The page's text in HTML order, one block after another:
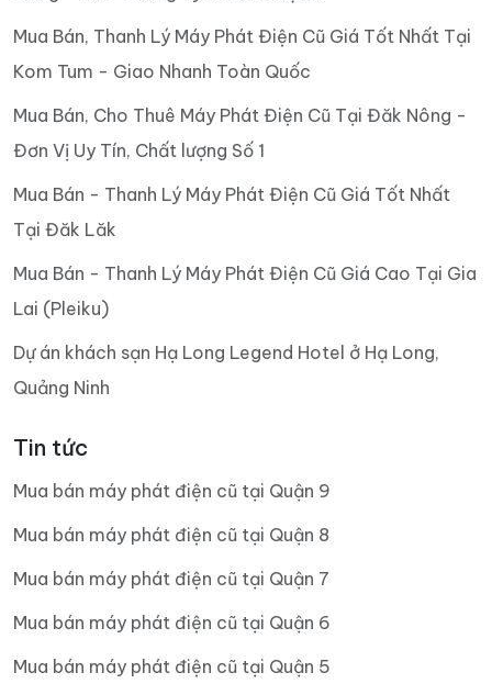
Mua Bán, Thanh Lý Máy Phát Điện Cũ Giá Tốt Nhất Tại
Kom Tum - Giao Nhanh Toàn Quốc
Mua Bán, Cho Thuê Máy Phát Điện Cũ Tại Đăk Nông -
Đơn Vị Uy Tín, Chất lượng Số 1
Mua Bán - Thanh Lý Máy Phát Điện Cũ Giá Tốt Nhất
Tại Đăk Lăk
Mua Bán - Thanh Lý Máy Phát Điện Cũ Giá Cao Tại Gia
Lai (Pleiku)
Dự án khách sạn Hạ Long Legend Hotel ở Hạ Long,
Quảng Ninh
Tin tức
Mua bán máy phát điện cũ tại Quận 9
Mua bán máy phát điện cũ tại Quận 8
Mua bán máy phát điện cũ tại Quận 7
Mua bán máy phát điện cũ tại Quận 6
Mua bán máy phát điện cũ tại Quận 5